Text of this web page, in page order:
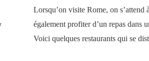
Lorsqu’on visite Rome, on
également profiter d’un repas dans
Voici quelques restaurants qui se